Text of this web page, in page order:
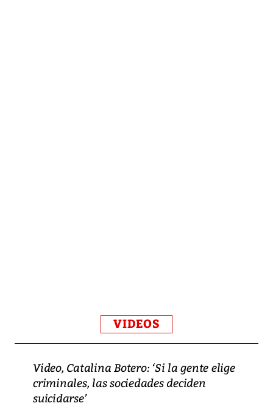
VIDEOS
Video, Catalina Botero: ‘Si la gente elige
criminales, las sociedades deciden
suicidarse’